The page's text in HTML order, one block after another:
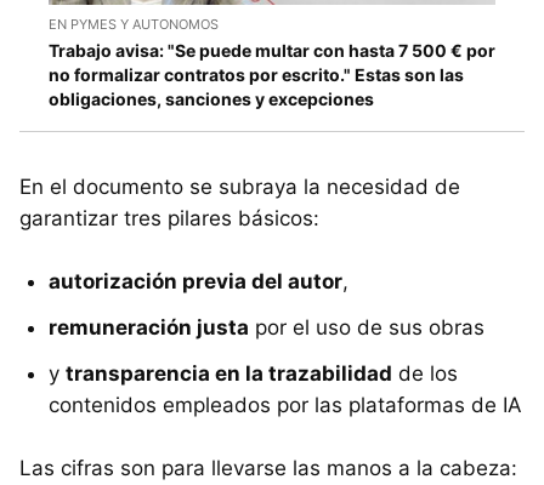
EN PYMES Y AUTONOMOS
Trabajo avisa: "Se puede multar con hasta 7 500 € por
no formalizar contratos por escrito." Estas son las
obligaciones, sanciones y excepciones
En el documento se subraya la necesidad de
garantizar tres pilares básicos:
autorización previa del autor,
remuneración justa por el uso de sus obras
y transparencia en la trazabilidad de los
contenidos empleados por las plataformas de IA
Las cifras son para llevarse las manos a la cabeza: